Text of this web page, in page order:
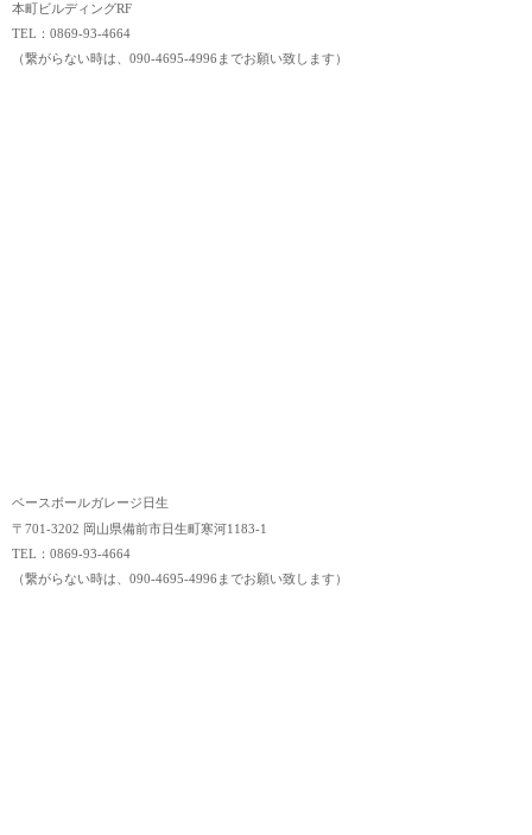
本町ビルディングRF
TEL：0869-93-4664
（繋がらない時は、090-4695-4996までお願い致します）
ベースボールガレージ日生
〒701-3202 岡山県備前市日生町寒河1183-1
TEL：0869-93-4664
（繋がらない時は、090-4695-4996までお願い致します）